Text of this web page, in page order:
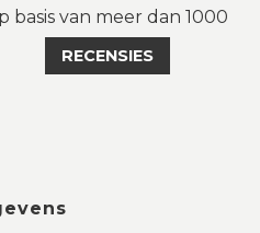
basis van meer dan 1000
RECENSIES